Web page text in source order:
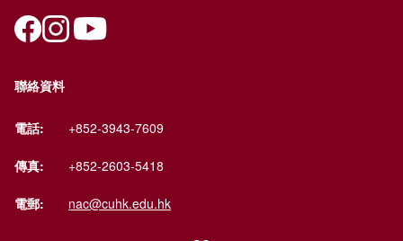
聯絡資料
電話: +852-3943-7609
傳真: +852-2603-5418
電郵: nac@cuhk.edu.hk